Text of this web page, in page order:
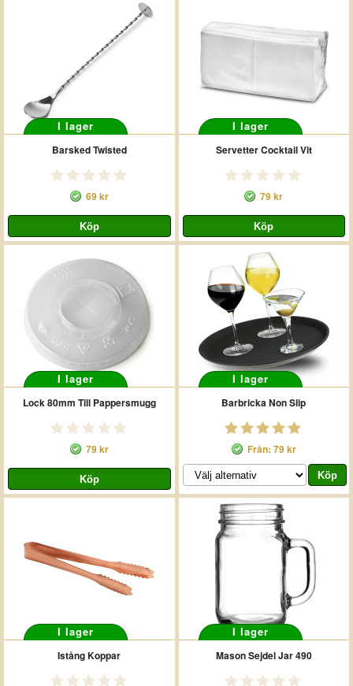
I lager
Barsked Twisted
69 kr
I lager
Servetter Cocktail Vit
79 kr
I lager
Lock 80mm Till Pappersmugg
79 kr
I lager
Barbricka Non Slip
Från: 79 kr
I lager
Istång Koppar
I lager
Mason Sejdel Jar 490